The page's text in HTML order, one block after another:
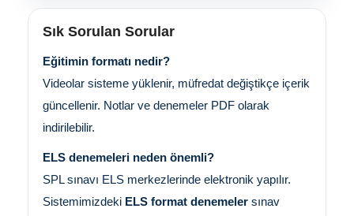
Sık Sorulan Sorular
Eğitimin formatı nedir?
Videolar sisteme yüklenir, müfredat değiştikçe içerik
güncellenir. Notlar ve denemeler PDF olarak
indirilebilir.
ELS denemeleri neden önemli?
SPL sınavı ELS merkezlerinde elektronik yapılır.
Sistemimizdeki ELS format denemeler sınav